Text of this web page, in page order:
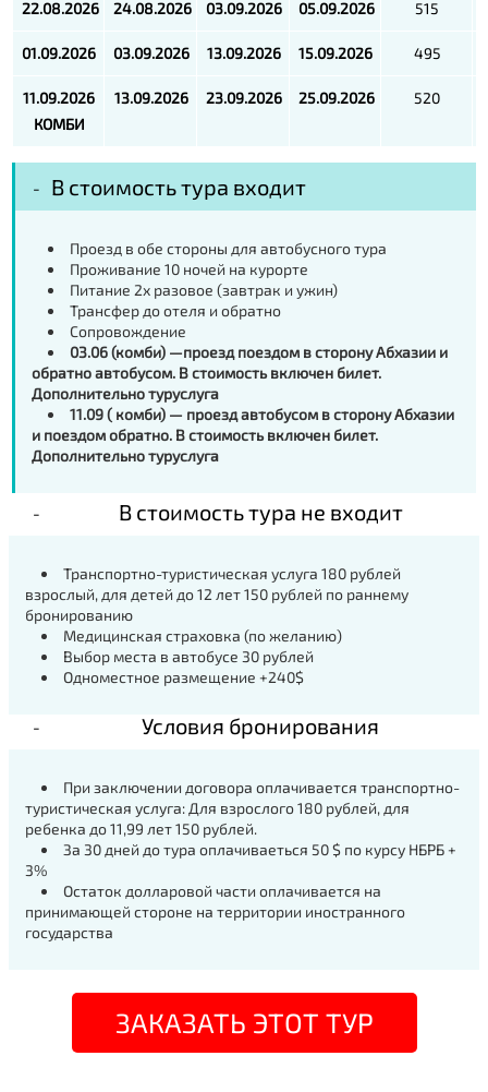
22.08.2026 24.08.2026 03.09.2026 05.09.2026 515
01.09.2026 03.09.2026 13.09.2026 15.09.2026 495
11.09.2026
КОМБИ
13.09.2026 23.09.2026 25.09.2026 520
В стоимость тура входит
Проезд в обе стороны для автобусного тура
Проживание 10 ночей на курорте
Питание 2х разовое (завтрак и ужин)
Трансфер до отеля и обратно
Сопровождение
03.06 (комби) —проезд поездом в сторону Абхазии и
обратно автобусом. В стоимость включен билет.
Дополнительно туруслуга
11.09 ( комби) — проезд автобусом в сторону Абхазии
и поездом обратно. В стоимость включен билет.
Дополнительно туруслуга
В стоимость тура не входит
Транспортно-туристическая услуга 180 рублей
взрослый, для детей до 12 лет 150 рублей по раннему
бронированию
Медицинская страховка (по желанию)
Выбор места в автобусе 30 рублей
Одноместное размещение +240$
Условия бронирования
При заключении договора оплачивается транспортно-
туристическая услуга: Для взрослого 180 рублей, для
ребенка до 11,99 лет 150 рублей.
За 30 дней до тура оплачиваеться 50 $ по курсу НБРБ +
3%
Остаток долларовой части оплачивается на
принимающей стороне на территории иностранного
государства
ЗАКАЗАТЬ ЭТОТ ТУР